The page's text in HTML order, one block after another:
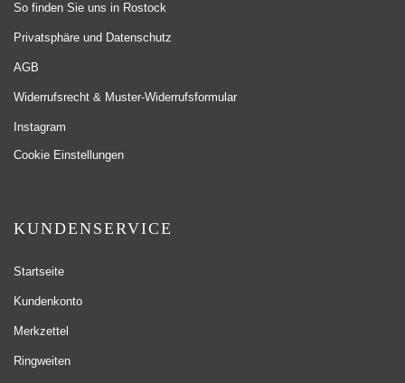
So finden Sie uns in Rostock
Privatsphäre und Datenschutz
AGB
Widerrufsrecht & Muster-Widerrufsformular
Instagram
Cookie Einstellungen
KUNDENSERVICE
Startseite
Kundenkonto
Merkzettel
Ringweiten